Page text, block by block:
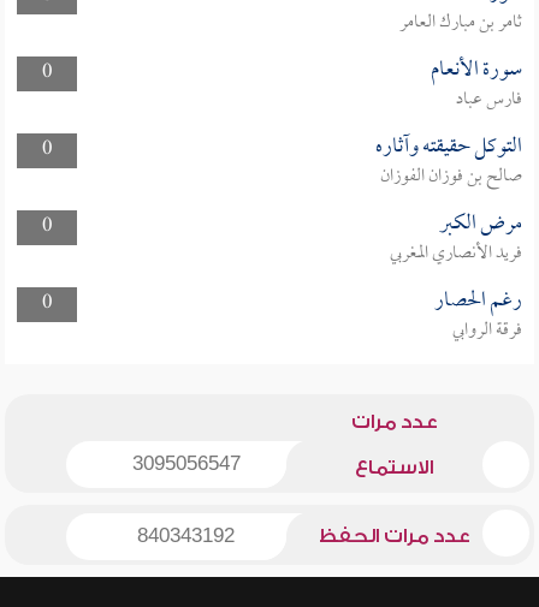
ثامر بن مبارك العامر
0
سورة الأنعام
فارس عباد
0
التوكل حقيقته وآثاره
صالح بن فوزان الفوزان
0
مرض الكبر
فريد الأنصاري المغربي
0
رغم الحصار
فرقة الروابي
عدد مرات
الاستماع 3095056547
عدد مرات الحفظ 840343192